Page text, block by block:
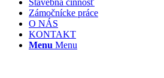
Stavebná činnosť
Zámočnícke práce
O NÁS
KONTAKT
Menu Menu